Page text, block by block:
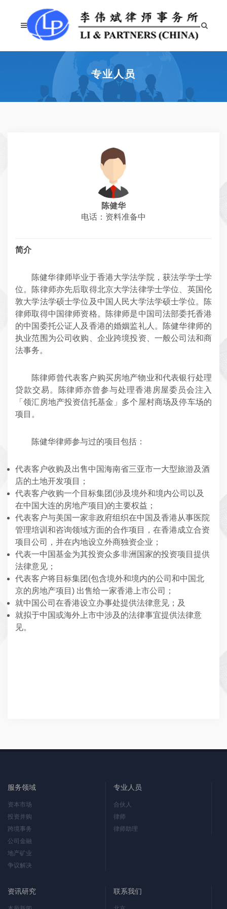
专业人员
陈健华
电话：资料准备中
简介
陈健华律师毕业于香港大学法学院，获法学学士学
位。陈律师亦先后取得北京大学法律学士学位、英国伦
敦大学法学硕士学位及中国人民大学法学硕士学位。陈
律师取得中国律师资格。陈律师是中国司法部委托香港
的中国委托公证人及香港的婚姻监礼人。陈健华律师的
执业范围为公司收购、企业跨境投资、一般公司法和商
法事务。
陈律师曾代表客户购买房地产物业和代表银行处理
贷款交易。陈律师亦曾参与处理香港房屋委员会注入
「领汇房地产投资信托基金」多个屋村商场及停车场的
项目。
陈健华律师参与过的项目包括：
代表客户收购及出售中国海南省三亚市一大型旅游及酒
店的土地开发项目；
代表客户收购一个目标集团(涉及境外和境内公司以及
在中国大连的房地产项目)的主要权益；
代表客户与美国一家非政府组织在中国及香港从事医院
管理培训和咨询领域方面的合作项目，在香港成立合资
项目公司，并在内地设立外商独资企业；
代表一中国基金为其投资众多非洲国家的投资项目提供
法律意见；
代表客户将目标集团(包含境外和境内的公司和中国北
京的房地产项目) 出售给一家香港上市公司；
就中国公司在香港设立办事处提供法律意见；及
就拟于中国或海外上市中涉及的法律事宜提供法律意
见。
服务领域
资本市场
投资并购
跨境事务
公司金融
地产矿业
争议解决
专业人员
合伙人
律师
律师助理
资讯研究 联系我们